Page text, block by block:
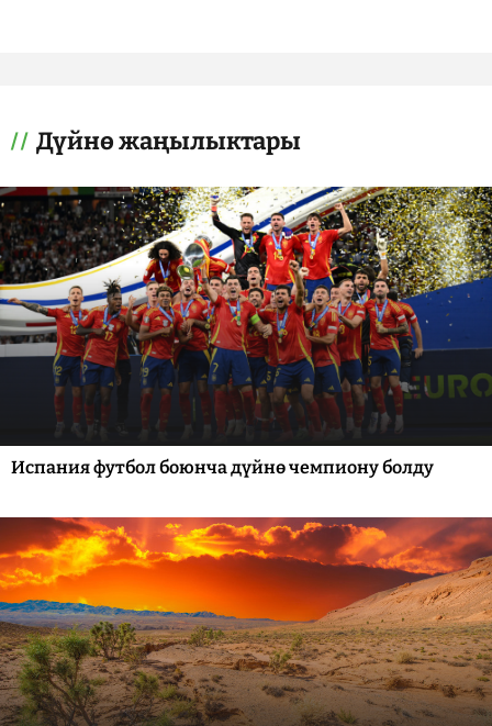
Дүйнө жаңылыктары
Испания футбол боюнча дүйнө чемпиону болду